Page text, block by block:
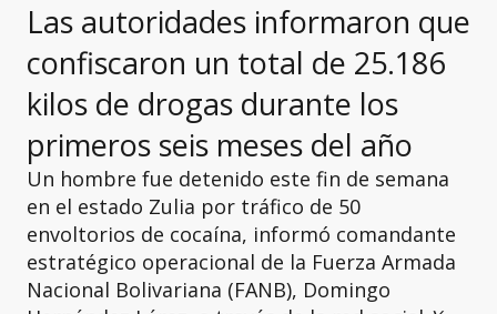
Las autoridades informaron que
confiscaron un total de 25.186
kilos de drogas durante los
primeros seis meses del año
Un hombre fue detenido este fin de semana
en el estado Zulia por tráfico de 50
envoltorios de cocaína, informó comandante
estratégico operacional de la Fuerza Armada
Nacional Bolivariana (FANB), Domingo